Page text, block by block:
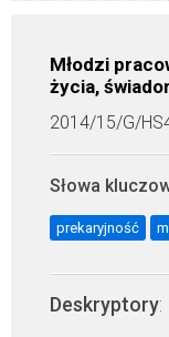
Młodzi
życia,
2014/15/G/
Słowa
prekaryjność
Deskryptory: